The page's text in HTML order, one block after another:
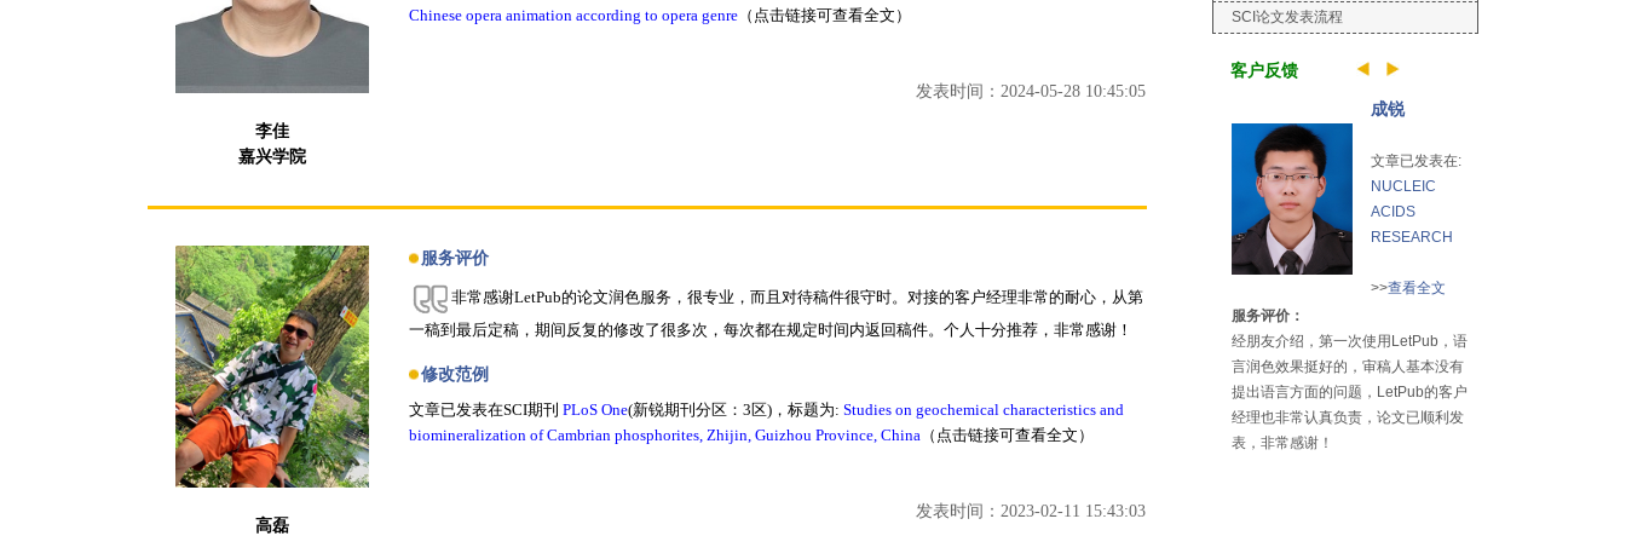
李佳
嘉兴学院
Chinese opera animation according to opera genre （点击链接可查看全文）
发表时间：2024-05-28 10:45:05
高磊
服务评价
非常感谢LetPub的论文润色服务，很专业，而且对待稿件很守时。对接的客户经理非常的耐心，从第
一稿到最后定稿，期间反复的修改了很多次，每次都在规定时间内返回稿件。个人十分推荐，非常感谢！
修改范例
文章已发表在SCI期刊 PLoS One(新锐期刊分区：3区)，标题为: Studies on geochemical characteristics and
biomineralization of Cambrian phosphorites, Zhijin, Guizhou Province, China （点击链接可查看全文）
发表时间：2023-02-11 15:43:03
SCI论文发表流程
客户反馈
成锐
文章已发表在:
NUCLEIC
ACIDS
RESEARCH
>>查看全文
服务评价：
经朋友介绍，第一次使用LetPub，语
言润色效果挺好的，审稿人基本没有
提出语言方面的问题，LetPub的客户
经理也非常认真负责，论文已顺利发
表，非常感谢！